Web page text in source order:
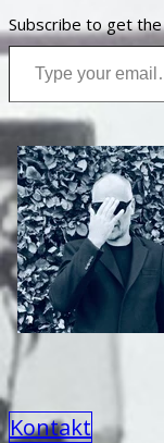
Subscribe to get
Type your email…
Kontakt